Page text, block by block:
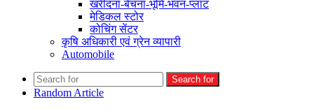
खरीदना-बेचना-भूमि-भवन-प्लाट
मेडिकल स्टोर
कोचिंग सेंटर
कृषि अधिकारी एवं ग्रेन व्यापारी
Automobile
Search for
Random Article